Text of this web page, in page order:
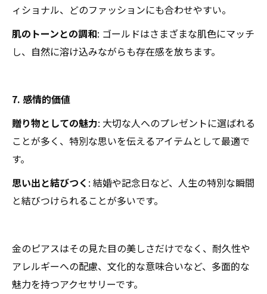
ィショナル、どのファッションにも合わせやすい。
肌のトーンとの調和: ゴールドはさまざまな肌色にマッチ
し、自然に溶け込みながらも存在感を放ちます。
7. 感情的価値
贈り物としての魅力: 大切な人へのプレゼントに選ばれる
ことが多く、特別な思いを伝えるアイテムとして最適で
す。
思い出と結びつく : 結婚や記念日など、人生の特別な瞬間
と結びつけられることが多いです。
金のピアスはその見た目の美しさだけでなく、耐久性や
アレルギーへの配慮、文化的な意味合いなど、多面的な
魅力を持つアクセサリーです。